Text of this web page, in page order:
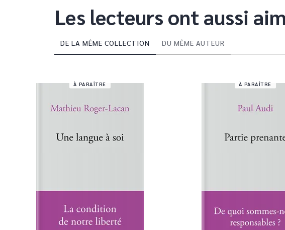
Les lecteurs ont aussi
DE LA MÊME COLLECTION DU MÊME AUTEUR
À PARAÎTRE À PARAÎTRE